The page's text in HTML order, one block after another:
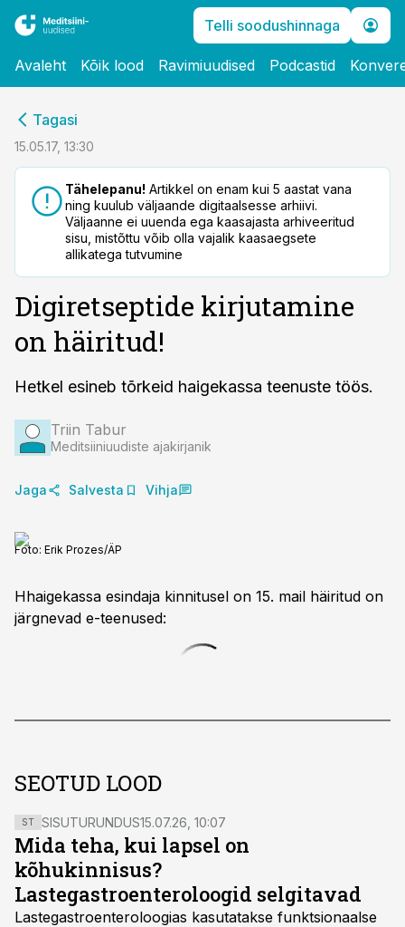
Telli soodushinnaga
Avaleht Kõik lood Ravimiuudised Podcastid
Tagasi
15.05.17, 13:30
Tähelepanu! Artikkel on enam kui 5 aastat vana
ning kuulub väljaande digitaalsesse arhiivi.
Väljaanne ei uuenda ega kaasajasta arhiveeritud
sisu, mistõttu võib olla vajalik kaasaegsete
allikatega tutvumine
Digiretseptide kirjutamine
on häiritud!
Hetkel esineb tõrkeid haigekassa teenuste töös.
Triin Tabur
Meditsiiniuudiste ajakirjanik
Jaga Salvesta Vihja
Foto: Erik Prozes/ÄP
Hhaigekassa esindaja kinnitusel on 15. mail häiritud on
järgnevad e-teenused:
SEOTUD LOOD
ST SISUTURUNDUS15.07.26, 10:07
Mida teha, kui lapsel on
kõhukinnisus?
Lastegastroenteroloogid selgitavad
Lastegastroenteroloogias kasutatakse funktsionaalse